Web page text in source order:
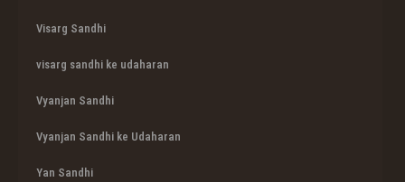
Visarg Sandhi
visarg sandhi ke udaharan
Vyanjan Sandhi
Vyanjan Sandhi ke Udaharan
Yan Sandhi